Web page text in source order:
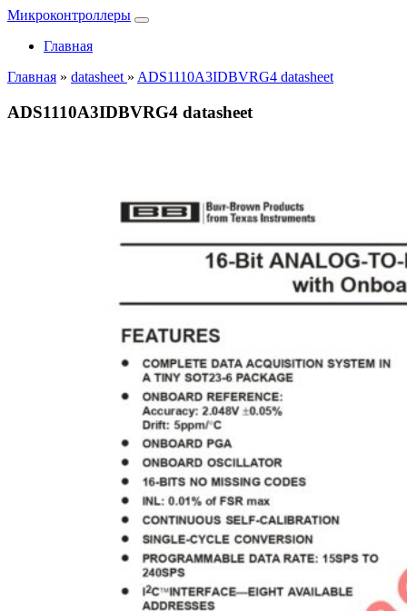
Микроконтроллеры
Главная
Главная » datasheet » ADS1110A3IDBVRG4 datasheet
ADS1110A3IDBVRG4 datasheet